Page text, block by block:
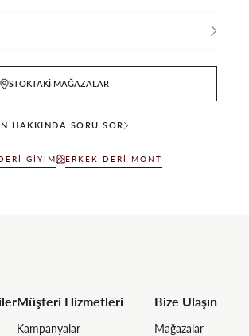
STOKTAKI MAĞAZALAR
HAKKINDA SORU SOR
GIYIM ERKEK DERI MONT
Müşteri Hizmetleri
Kampanyalar
Bize Ulaşın
Mağazalar